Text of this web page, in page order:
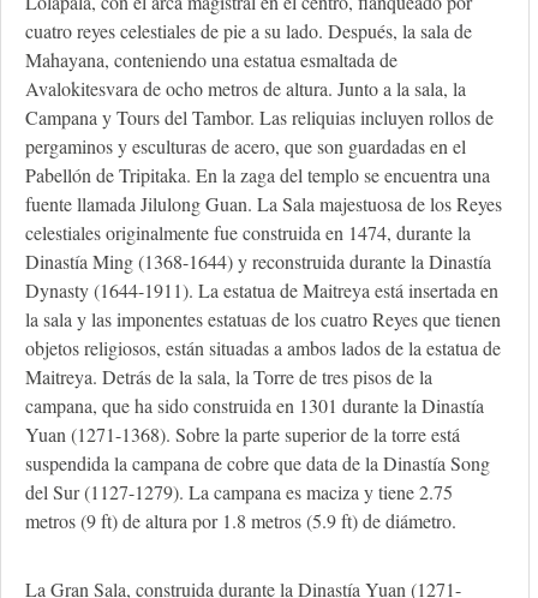
cuatro reyes celestiales de pie a su lado. Después, la sala de
Mahayana, conteniendo una estatua esmaltada de
Avalokitesvara de ocho metros de altura. Junto a la sala, la
Campana y Tours del Tambor. Las reliquias incluyen rollos de
pergaminos y esculturas de acero, que son guardadas en el
Pabellón de Tripitaka. En la zaga del templo se encuentra una
fuente llamada Jilulong Guan. La Sala majestuosa de los Reyes
celestiales originalmente fue construida en 1474, durante la
Dinastía Ming (1368-1644) y reconstruida durante la Dinastía
Dynasty (1644-1911). La estatua de Maitreya está insertada en
la sala y las imponentes estatuas de los cuatro Reyes que tienen
objetos religiosos, están situadas a ambos lados de la estatua de
Maitreya. Detrás de la sala, la Torre de tres pisos de la
campana, que ha sido construida en 1301 durante la Dinastía
Yuan (1271-1368). Sobre la parte superior de la torre está
suspendida la campana de cobre que data de la Dinastía Song
del Sur (1127-1279). La campana es maciza y tiene 2.75
metros (9 ft) de altura por 1.8 metros (5.9 ft) de diámetro.
La Gran Sala, construida durante la Dinastía Yuan (1271-